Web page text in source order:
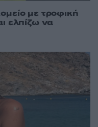
με τροφική
ελπίζω να